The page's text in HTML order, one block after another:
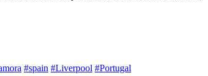
#spain #Liverpool #Portugal